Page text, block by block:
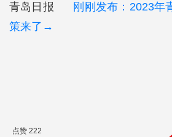
青岛日报 刚刚发布：2023年
策来了→
点赞 222